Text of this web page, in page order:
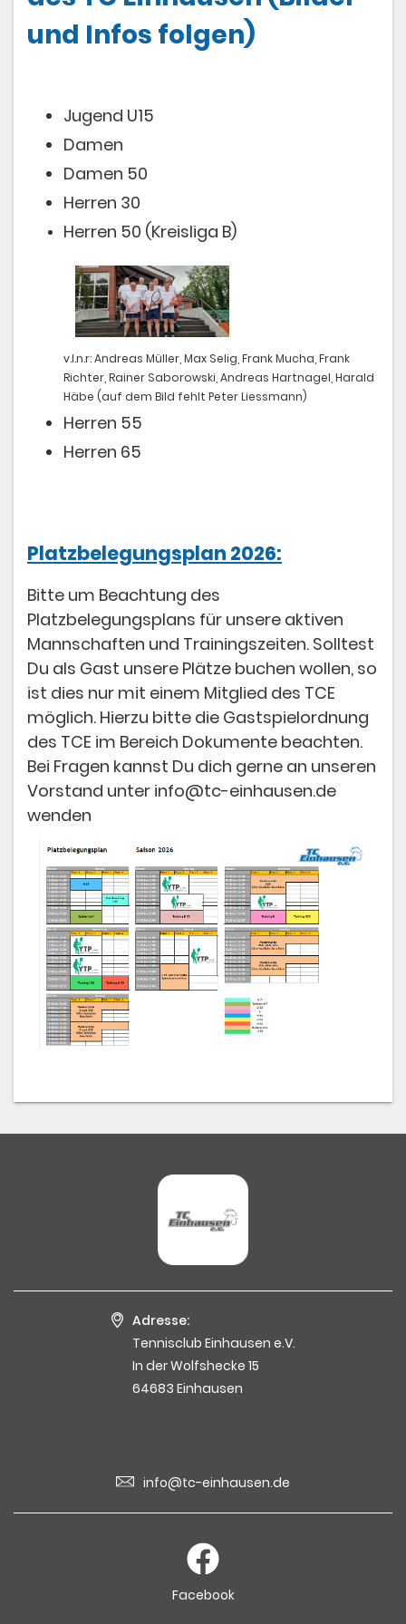
Sponsoren
und Infos folgen)
Jugend U15
Damen
Damen 50
Herren 30
Herren 50 (Kreisliga B)
v.l.n.r: Andreas Müller, Max Selig, Frank Mucha, Frank
Richter, Rainer Saborowski, Andreas Hartnagel, Harald
Häbe (auf dem Bild fehlt Peter Liessmann)
Herren 55
Herren 65
Platzbelegungsplan 2026:
Bitte um Beachtung des
Platzbelegungsplans für unsere aktiven
Mannschaften und Trainingszeiten. Solltest
Du als Gast unsere Plätze buchen wollen, so
ist dies nur mit einem Mitglied des TCE
möglich. Hierzu bitte die Gastspielordnung
des TCE im Bereich Dokumente beachten.
Bei Fragen kannst Du dich gerne an unseren
Vorstand unter info@tc-einhausen.de
wenden
Adresse:
Tennisclub Einhausen e.V.
In der Wolfshecke 15
64683 Einhausen
info@tc-einhausen.de
Facebook